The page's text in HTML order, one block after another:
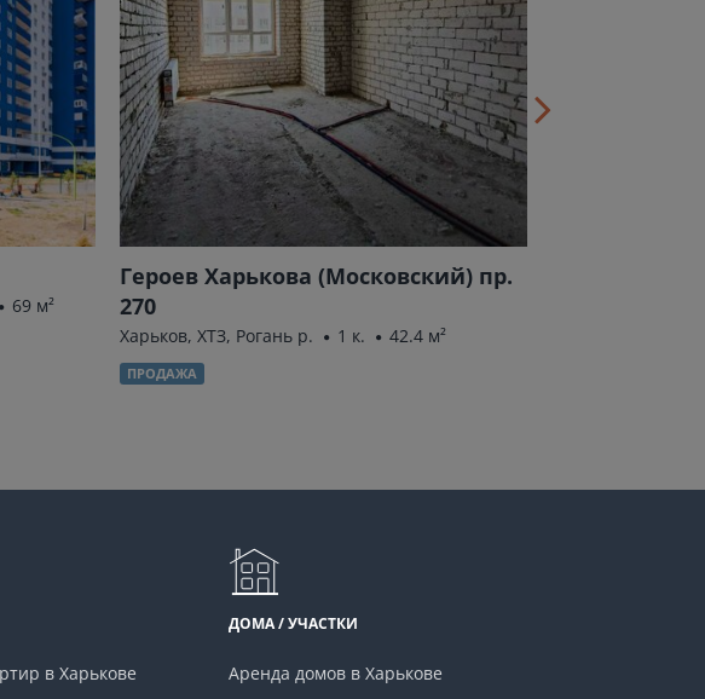
69 м²
Героев Харькова (Московский) пр.
270
Харьков, ХТЗ, Рогань р. 1 к. 42.4 м²
ПРОДАЖА
в Харькове
ДОМА / УЧАСТКИ
Аренда домов в Харькове